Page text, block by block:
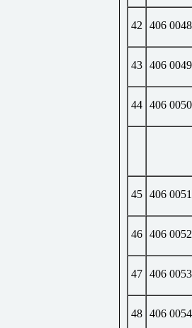
42 406 0048
43 406 0049
44 406 0050
45 406 0051
46 406 0052
47 406 0053
48 406 0054